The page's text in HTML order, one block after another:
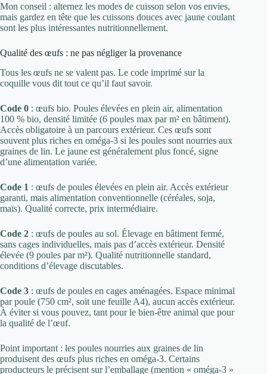
Mon conseil : alternez les modes de cuisson selon vos envies,
mais gardez en tête que les cuissons douces avec jaune coulant
sont les plus intéressantes nutritionnellement.
Qualité des œufs : ne pas négliger la provenance
Tous les œufs ne se valent pas. Le code imprimé sur la
coquille vous dit tout ce qu’il faut savoir.
Code 0 : œufs bio. Poules élevées en plein air, alimentation
100 % bio, densité limitée (6 poules max par m² en bâtiment).
Accès obligatoire à un parcours extérieur. Ces œufs sont
souvent plus riches en oméga-3 si les poules sont nourries aux
graines de lin. Le jaune est généralement plus foncé, signe
d’une alimentation variée.
Code 1 : œufs de poules élevées en plein air. Accès extérieur
garanti, mais alimentation conventionnelle (céréales, soja,
maïs). Qualité correcte, prix intermédiaire.
Code 2 : œufs de poules au sol. Élevage en bâtiment fermé,
sans cages individuelles, mais pas d’accès extérieur. Densité
élevée (9 poules par m²). Qualité nutritionnelle standard,
conditions d’élevage discutables.
Code 3 : œufs de poules en cages aménagées. Espace minimal
par poule (750 cm², soit une feuille A4), aucun accès extérieur.
À éviter si vous pouvez, tant pour le bien-être animal que pour
la qualité de l’œuf.
Point important : les poules nourries aux graines de lin
produisent des œufs plus riches en oméga-3. Certains
producteurs le précisent sur l’emballage (mention « oméga-3 »